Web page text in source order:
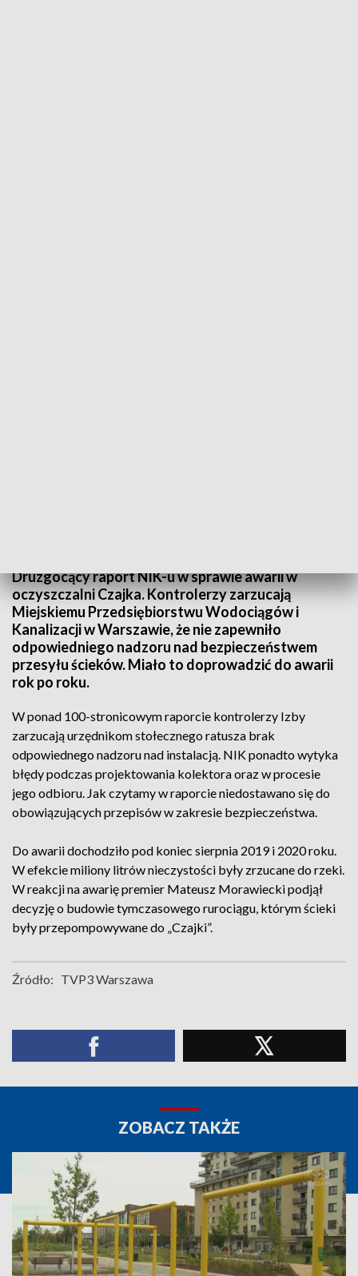
Druzgocący raport NIK-u w sprawie awarii w
oczyszczalni Czajka. Kontrolerzy zarzucają
Miejskiemu Przedsiębiorstwu Wodociągów i
Kanalizacji w Warszawie, że nie zapewniło
odpowiedniego nadzoru nad bezpieczeństwem
przesyłu ścieków. Miało to doprowadzić do awarii
rok po roku.
W ponad 100-stronicowym raporcie kontrolerzy Izby
zarzucają urzędnikom stołecznego ratusza brak
odpowiednego nadzoru nad instalacją. NIK ponadto wytyka
błędy podczas projektowania kolektora oraz w procesie
jego odbioru. Jak czytamy w raporcie niedostawano się do
obowiązujących przepisów w zakresie bezpieczeństwa.
Do awarii dochodziło pod koniec sierpnia 2019 i 2020 roku.
W efekcie miliony litrów nieczystości były zrzucane do rzeki.
W reakcji na awarię premier Mateusz Morawiecki podjął
decyzję o budowie tymczasowego rurociągu, którym ścieki
były przepompowywane do „Czajki”.
Źródło: TVP3 Warszawa
ZOBACZ TAKŻE